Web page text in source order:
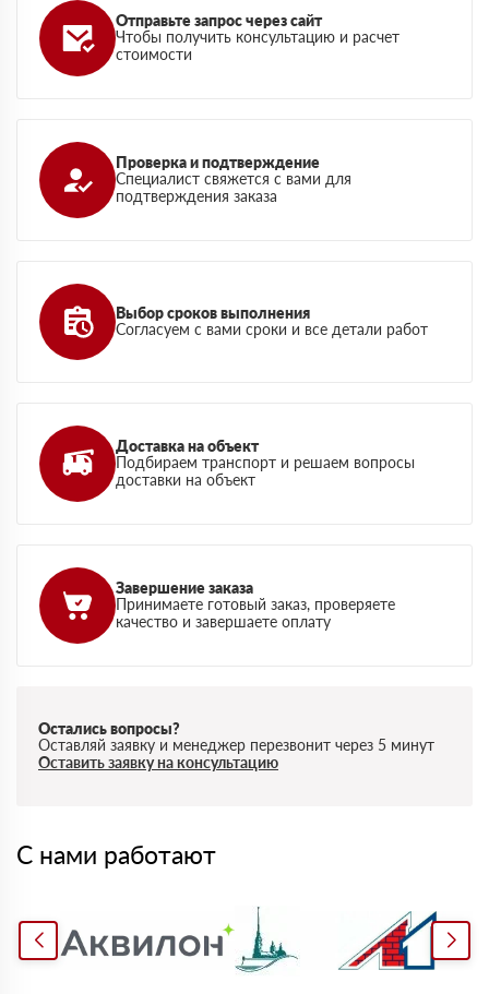
Отправьте запрос через сайт
Чтобы получить консультацию и расчет
стоимости
Проверка и подтверждение
Специалист свяжется с вами для
подтверждения заказа
Выбор сроков выполнения
Согласуем с вами сроки и все детали работ
Доставка на объект
Подбираем транспорт и решаем вопросы
доставки на объект
Завершение заказа
Принимаете готовый заказ, проверяете
качество и завершаете оплату
Остались вопросы?
Оставляй заявку и менеджер перезвонит через 5 минут
Оставить заявку на консультацию
С нами работают